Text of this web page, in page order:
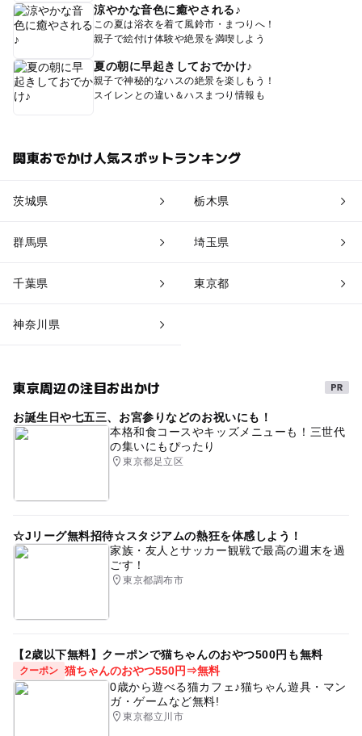
涼やかな音色に癒やされる♪
この夏は浴衣を着て風鈴市・まつりへ！
親子で絵付け体験や絶景を満喫しよう
夏の朝に早起きしておでかけ♪
親子で神秘的なハスの絶景を楽しもう！
スイレンとの違い＆ハスまつり情報も
関東おでかけ人気スポットランキング
茨城県 栃木県
群馬県 埼玉県
千葉県 東京都
神奈川県
東京周辺の注目お出かけ
お誕生日や七五三、お宮参りなどのお祝いにも！
本格和食コースやキッズメニューも！三世代
の集いにもぴったり
東京都足立区
☆Jリーグ無料招待☆スタジアムの熱狂を体感しよう！
家族・友人とサッカー観戦で最高の週末を過
ごす！
東京都調布市
【2歳以下無料】クーポンで猫ちゃんのおやつ500円も無料
クーポン 猫ちゃんのおやつ550円⇒無料
0歳から遊べる猫カフェ♪猫ちゃん遊具・マン
ガ・ゲームなど無料!
東京都立川市